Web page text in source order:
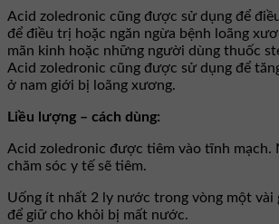
Acid zoledronic cũng được sử dụng để
để điều trị hoặc ngăn ngừa bệnh loãng
mãn kinh hoặc những người dùng thuốc
Acid zoledronic cũng được sử dụng để
ở nam giới bị loãng xương.
Liều lượng – cách dùng:
Acid zoledronic được tiêm vào tĩnh mạch.
chăm sóc y tế sẽ tiêm.
Uống ít nhất 2 ly nước trong vòng một
để giữ cho khỏi bị mất nước.